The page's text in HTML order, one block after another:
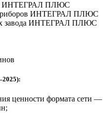
ценности формата сети —